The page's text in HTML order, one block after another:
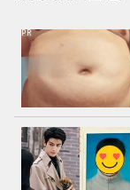
PR